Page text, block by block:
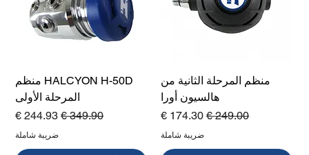
منظم المرحلة الثانية من
هالسيون أورا
سعر عادي‏249.00 € سعر البيع
ضريبة شاملة
HALCYON H-50D منظم
المرحلة الأولى
سعر عادي‏349.90 € سعر البيع
ضريبة شاملة